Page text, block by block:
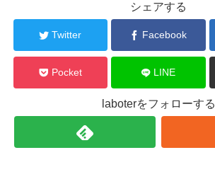
シェアする
Twitter Facebook
Pocket LINE
laboterをフォローする